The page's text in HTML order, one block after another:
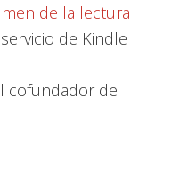
de la lectura
de Kindle
cofundador de